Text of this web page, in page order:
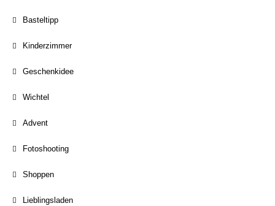
Basteltipp
Kinderzimmer
Geschenkidee
Wichtel
Advent
Fotoshooting
Shoppen
Lieblingsladen